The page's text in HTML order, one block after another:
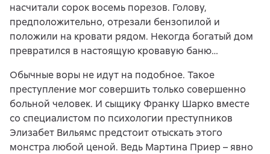
насчитали сорок восемь порезов. Голову,
предположительно, отрезали бензопилой и
положили на кровати рядом. Некогда богатый дом
превратился в настоящую кровавую баню…
Обычные воры не идут на подобное. Такое
преступление мог совершить только совершенно
больной человек. И сыщику Франку Шарко вместе
со специалистом по психологии преступников
Элизабет Вильямс предстоит отыскать этого
монстра любой ценой. Ведь Мартина Приер – явно